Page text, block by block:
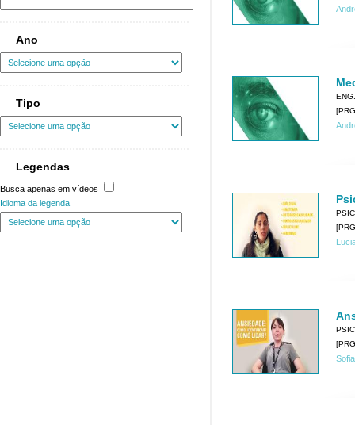
Ano
Tipo
Legendas
Busca apenas em vídeos
Idioma da legenda